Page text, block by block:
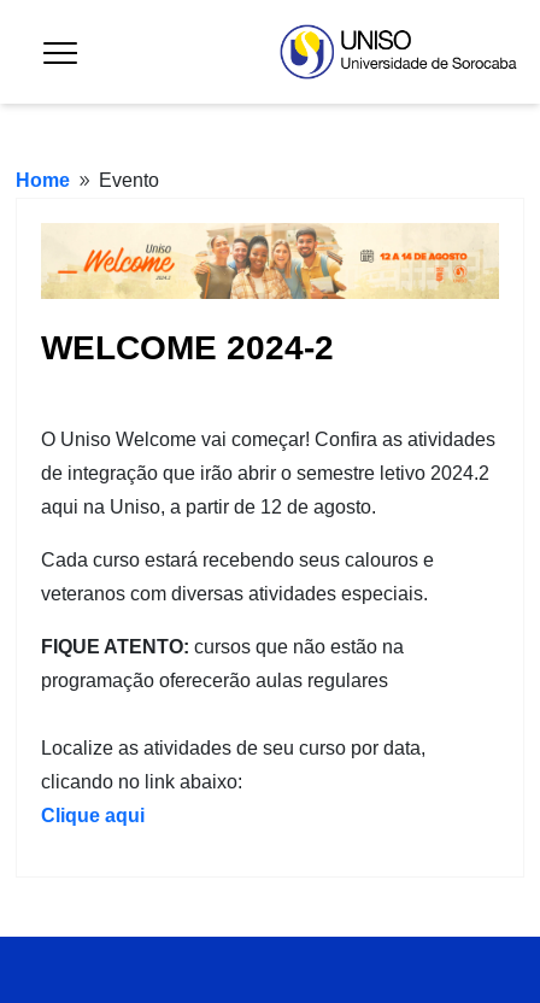
Home 9 Evento
WELCOME 2024-2
O Uniso Welcome vai começar! Confira as atividades
de integração que irão abrir o semestre letivo 2024.2
aqui na Uniso, a partir de 12 de agosto.
Cada curso estará recebendo seus calouros e
veteranos com diversas atividades especiais.
FIQUE ATENTO: cursos que não estão na
programação oferecerão aulas regulares
Localize as atividades de seu curso por data,
clicando no link abaixo:
Clique aqui